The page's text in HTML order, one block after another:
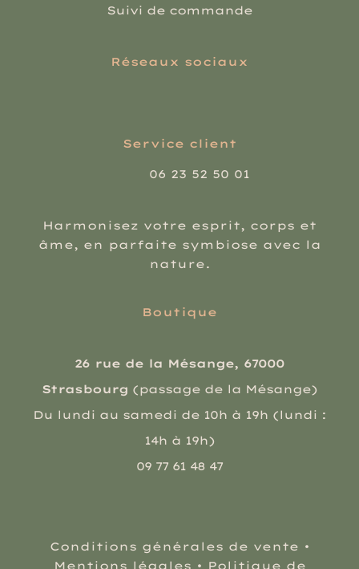
Suivi de commande
Réseaux sociaux
Service client
06 23 52 50 01
Harmonisez votre esprit, corps et
âme, en parfaite symbiose avec la
nature.
Boutique
26 rue de la Mésange, 67000
Strasbourg (passage de la Mésange)
Du lundi au samedi de 10h à 19h (lundi :
14h à 19h)
09 77 61 48 47
Conditions générales de vente •
Mentions légales • Politique de